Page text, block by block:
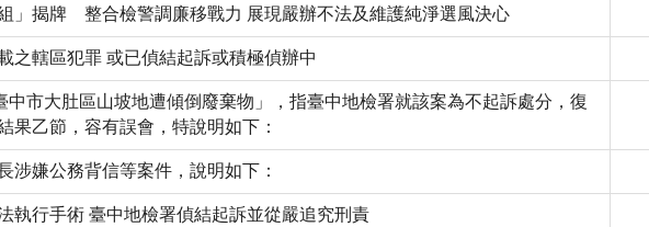
」揭牌 整合檢警調廉移戰力 展現嚴辦不法及維護純淨選風決心
之轄區犯罪 或已偵結起訴或積極偵辦中
市大肚區山坡地遭傾倒廢棄物」，指臺中地檢署就該案為不起訴處分，復
果乙節，容有誤會，特說明如下：
涉嫌公務背信等案件，說明如下：
執行手術 臺中地檢署偵結起訴並從嚴追究刑責